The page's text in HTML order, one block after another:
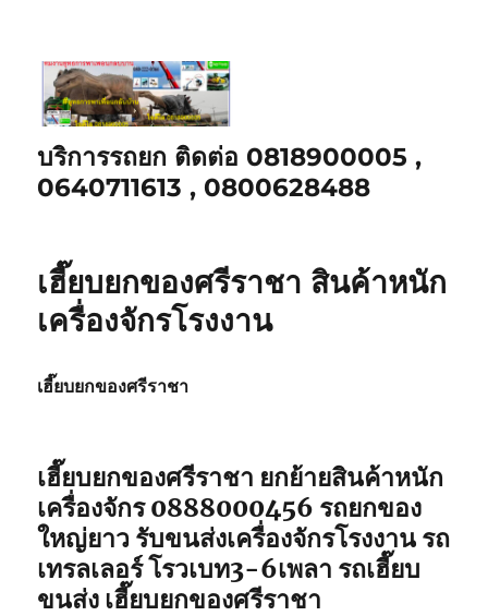
บริการรถยก ติดต่อ 0818900005 ,
0640711613 , 0800628488
เฮี๊ยบยกของศรีราชา สินค้าหนัก
เครื่องจักรโรงงาน
เฮี๊ยบยกของศรีราชา
เฮี๊ยบยกของศรีราชา ยกย้ายสินค้าหนัก
เครื่องจักร 0888000456 รถยกของ
ใหญ่ยาว รับขนส่งเครื่องจักรโรงงาน รถ
เทรลเลอร์ โรวเบท3-6เพลา รถเฮี๊ยบ
ขนส่ง เฮี๊ยบยกของศรีราชา